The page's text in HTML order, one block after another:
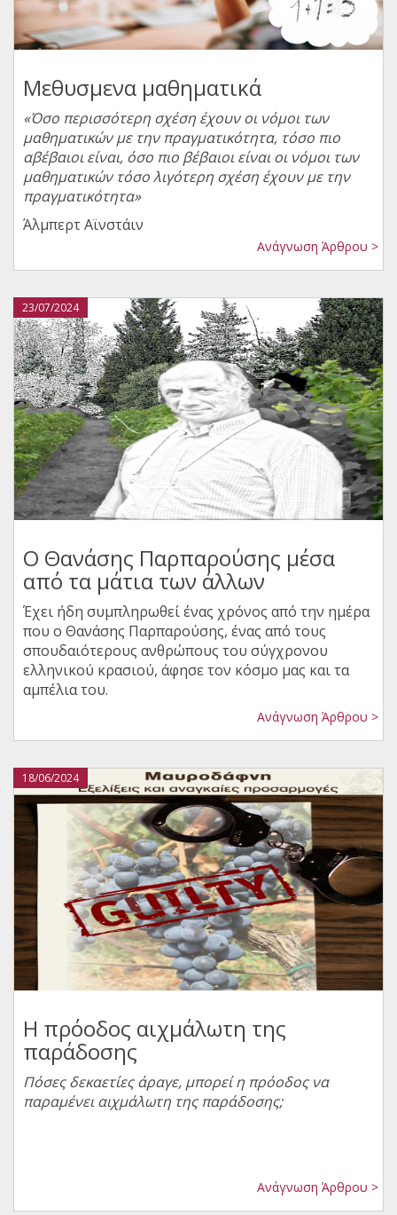
Μεθυσμενα μαθηματικά
«Όσο περισσότερη σχέση έχουν οι νόμοι των
μαθηματικών με την πραγματικότητα, τόσο πιο
αβέβαιοι είναι, όσο πιο βέβαιοι είναι οι νόμοι των
μαθηματικών τόσο λιγότερη σχέση έχουν με την
πραγματικότητα»
Άλμπερτ Αϊνστάιν
Ανάγνωση Άρθρου >
23/07/2024
Ο Θανάσης Παρπαρούσης μέσα
από τα μάτια των άλλων
Έχει ήδη συμπληρωθεί ένας χρόνος από την ημέρα
που ο Θανάσης Παρπαρούσης, ένας από τους
σπουδαιότερους ανθρώπους του σύγχρονου
ελληνικού κρασιού, άφησε τον κόσμο μας και τα
αμπέλια του.
Ανάγνωση Άρθρου >
18/06/2024
Η πρόοδος αιχμάλωτη της
παράδοσης
Πόσες δεκαετίες άραγε, μπορεί η πρόοδος να
παραμένει αιχμάλωτη της παράδοσης;
Ανάγνωση Άρθρου >